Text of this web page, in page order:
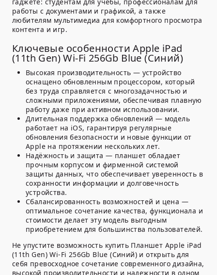
гаджете: студентам для учебы, профессионалам для
работы с документами и графикой, а также
любителям мультимедиа для комфортного просмотра
контента и игр.
Ключевые особенности Apple iPad
(11th Gen) Wi-Fi 256Gb Blue (Синий)
Высокая производительность — устройство
оснащено обновленным процессором, который
без труда справляется с многозадачностью и
сложными приложениями, обеспечивая плавную
работу даже при активном использовании.
Длительная поддержка обновлений — модель
работает на iOS, гарантируя регулярные
обновления безопасности и новые функции от
Apple на протяжении нескольких лет.
Надёжность и защита — планшет обладает
прочным корпусом и фирменной системой
защиты данных, что обеспечивает уверенность в
сохранности информации и долговечность
устройства.
Сбалансированность возможностей и цена —
оптимальное сочетание качества, функционала и
стоимости делает эту модель выгодным
приобретением для большинства пользователей.
Не упустите возможность купить Планшет Apple iPad
(11th Gen) Wi-Fi 256Gb Blue (Синий) и открыть для
себя превосходное сочетание современного дизайна,
высокой производительности и надежности в одном